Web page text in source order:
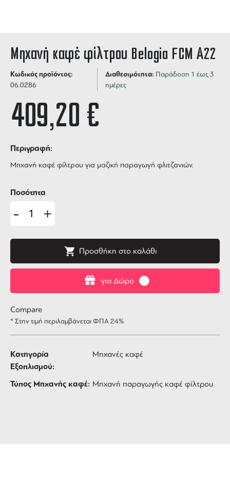
Μηχανή καφέ φίλτρου Belogia FCM Α22
Κωδικός προϊόντος:
06.0286
Διαθεσιμότητα: Παράδοση 1 έως 3
ημέρες
409,20€
Περιγραφή:
Μηχανή καφέ φίλτρου για μαζική παραγωγή φλιτζανιών.
για Δώρο
Ποσότητα
- +
Προσθήκη στο καλάθι
Compare
* Στην τιμή περιλαμβάνεται ΦΠΑ 24%
Κατηγορία
Εξοπλισμού:
Μηχανές καφέ
Τύπος Μηχανής καφέ: Μηχανή παραγωγής καφέ φίλτρου